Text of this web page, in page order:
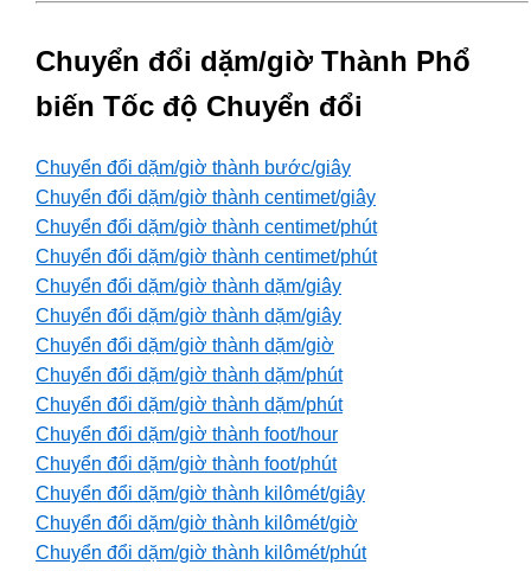
Chuyển đổi dặm/giờ Thành Phổ
biến Tốc độ Chuyển đổi
Chuyển đổi dặm/giờ thành bước/giây
Chuyển đổi dặm/giờ thành centimet/giây
Chuyển đổi dặm/giờ thành centimet/phút
Chuyển đổi dặm/giờ thành centimet/phút
Chuyển đổi dặm/giờ thành dặm/giây
Chuyển đổi dặm/giờ thành dặm/giây
Chuyển đổi dặm/giờ thành dặm/giờ
Chuyển đổi dặm/giờ thành dặm/phút
Chuyển đổi dặm/giờ thành dặm/phút
Chuyển đổi dặm/giờ thành foot/hour
Chuyển đổi dặm/giờ thành foot/phút
Chuyển đổi dặm/giờ thành kilômét/giây
Chuyển đổi dặm/giờ thành kilômét/giờ
Chuyển đổi dặm/giờ thành kilômét/phút